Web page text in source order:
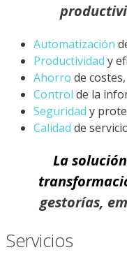
Automatización
Productividad y
Ahorro de
Control de la
Seguridad y
Calidad de
La
gestorías,
Servicios